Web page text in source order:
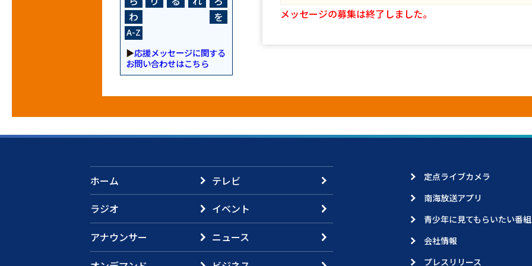
わ
を
A-Z
▶応援メッセージに関する
お問い合わせはこちら
メッセージの募集は終了しました。
ホーム
テレビ
ラジオ
イベント
アナウンサー
ニュース
定点ライブカメラ
南海放送アプリ
青少年に見てもらいたい番組
会社情報
プレスリリース